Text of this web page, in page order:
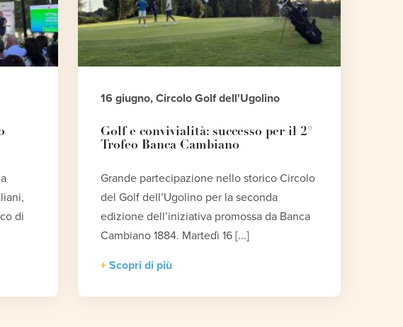
di
16 giugno, Circolo Golf dell'Ugolino
Golf e convivialità: successo per il 2°
Trofeo Banca Cambiano
Grande partecipazione nello storico Circolo
del Golf dell’Ugolino per la seconda
edizione dell’iniziativa promossa da Banca
Cambiano 1884. Martedì 16 [...]
Scopri di più